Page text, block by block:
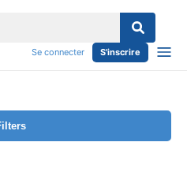
Se connecter S'inscrire